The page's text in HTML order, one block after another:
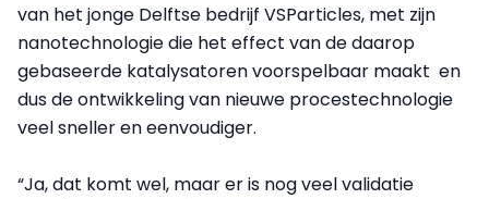
van het jonge Delftse bedrijf VSParticles, met zijn
nanotechnologie die het effect van de daarop
gebaseerde katalysatoren voorspelbaar maakt en
dus de ontwikkeling van nieuwe procestechnologie
veel sneller en eenvoudiger.
“Ja, dat komt wel, maar er is nog veel validatie